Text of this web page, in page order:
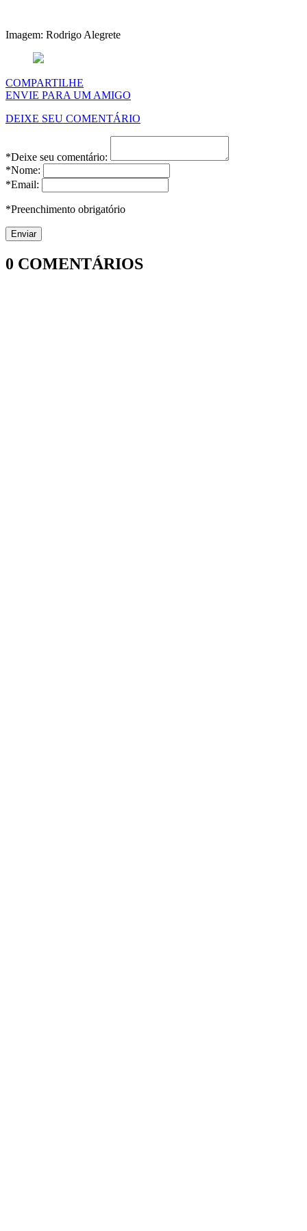
Imagem: Rodrigo Alegrete
COMPARTILHE
ENVIE PARA UM AMIGO
DEIXE SEU COMENTÁRIO
*Deixe seu comentário:
*Nome:
*Email:
*Preenchimento obrigatório
0 COMENTÁRIOS